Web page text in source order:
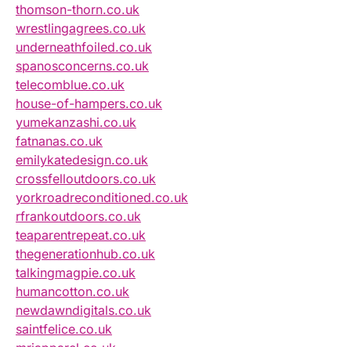
thomson-thorn.co.uk
wrestlingagrees.co.uk
underneathfoiled.co.uk
spanosconcerns.co.uk
telecomblue.co.uk
house-of-hampers.co.uk
yumekanzashi.co.uk
fatnanas.co.uk
emilykatedesign.co.uk
crossfelloutdoors.co.uk
yorkroadreconditioned.co.uk
rfrankoutdoors.co.uk
teaparentrepeat.co.uk
thegenerationhub.co.uk
talkingmagpie.co.uk
humancotton.co.uk
newdawndigitals.co.uk
saintfelice.co.uk